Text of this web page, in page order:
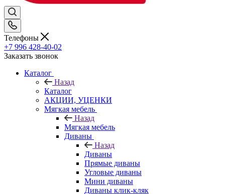
Телефоны
+7 996 428-40-02
Заказать звонок
Каталог
Назад
Каталог
АКЦИИ, УЦЕНКИ
Мягкая мебель
Назад
Мягкая мебель
Диваны
Назад
Диваны
Прямые диваны
Угловые диваны
Мини диваны
Диваны клик-кляк